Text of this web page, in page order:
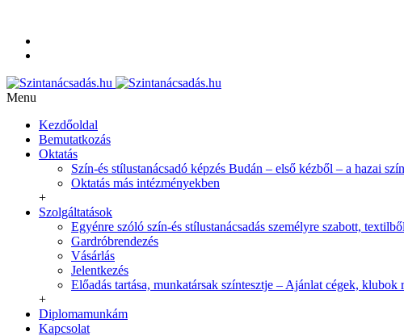
Menu
Kezdőoldal
Bemutatkozás
Oktatás
Szín-és stílustanácsadó képzés Budán – első kézből – a hazai
Oktatás más intézményekben
+
Szolgáltatások
Egyénre szóló szín-és stílustanácsadás személyre szabott,
Gardróbrendezés
Vásárlás
Jelentkezés
Előadás tartása, munkatársak színtesztje – Ajánlat cégek, klubok
+
Diplomamunkám
Kapcsolat